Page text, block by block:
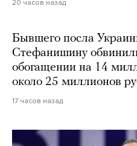
20 часов назад
Бывшего посла
Стефанишину
обогащении на 14
около 25 миллионов
17 часов назад